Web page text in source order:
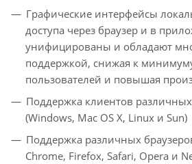
Графические интерфейсы
доступа через браузер и в
унифицированы и обладают
поддержкой, снижая к
пользователей и повышая
Поддержка клиентов
(Windows, Mac OS X, Linux и Sun)
Поддержка различных
Chrome, Firefox, Safari, Opera и